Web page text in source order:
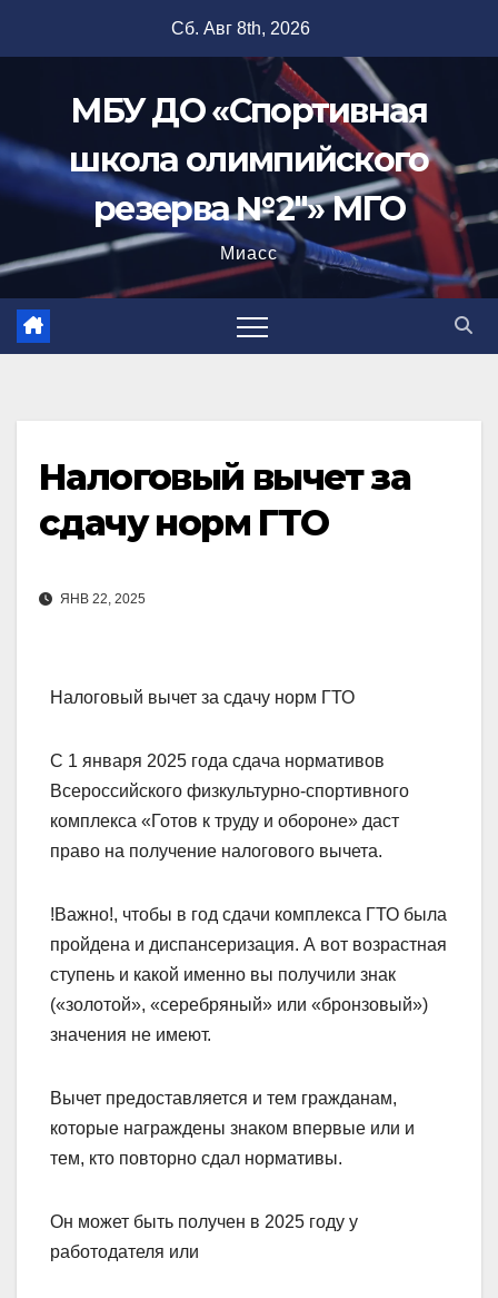
Сб. Авг 8th, 2026
МБУ ДО «Спортивная
школа олимпийского
резерва №2"» МГО
Миасс
Налоговый вычет за
сдачу норм ГТО
ЯНВ 22, 2025
Налоговый вычет за сдачу норм ГТО
С 1 января 2025 года сдача нормативов
Всероссийского физкультурно-спортивного
комплекса «Готов к труду и обороне» даст
право на получение налогового вычета.
!Важно!, чтобы в год сдачи комплекса ГТО была
пройдена и диспансеризация. А вот возрастная
ступень и какой именно вы получили знак
(«золотой», «серебряный» или «бронзовый»)
значения не имеют.
Вычет предоставляется и тем гражданам,
которые награждены знаком впервые или и
тем, кто повторно сдал нормативы.
Он может быть получен в 2025 году у
работодателя или